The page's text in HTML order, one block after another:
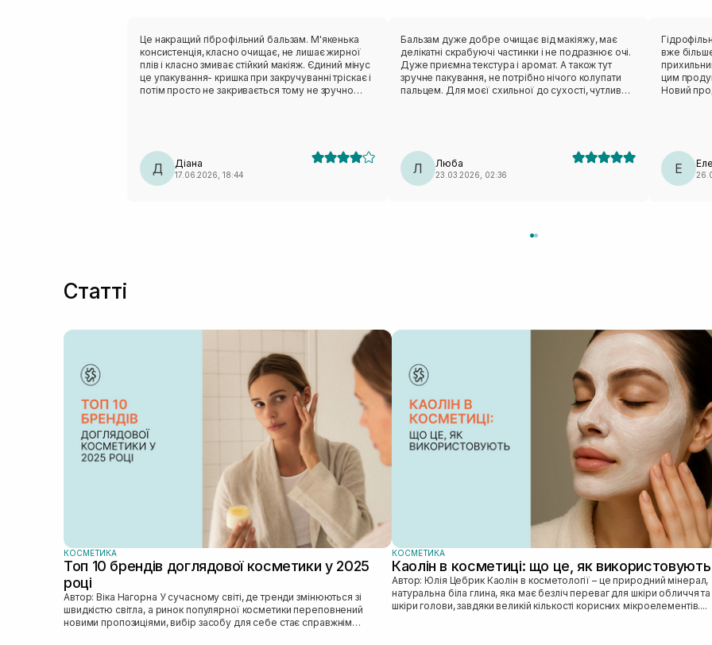
Це накращий гіброфільний бальзам. М'якенька
консистенція, класно очищає, не лишає жирної
плів і класно змиває стійкий макіяж. Єдиний мінус
це упакування- кришка при закручуванні тріскає і
потім просто не закривається тому не зручно
Д Діана
17.06.2026, 18:44
Бальзам дуже добре очищає від макіяжу, має
делікатні скрабуючі частинки і не подразнює очі.
Дуже приємна текстура і аромат. А також тут
зручне пакування, не потрібно нічого колупати
пальцем. Для моєї схильної до сухості, чутливої
Л Люба
23.03.2026, 02:36
вже
цим
Новий
немає.
але
ним
Е
Статті
КОСМЕТИКА
Топ 10 брендів доглядової косметики у 2025
році
Автор: Віка Нагорна У сучасному світі, де тренди змінюються зі
швидкістю світла, а ринок популярної косметики переповнений
новими пропозиціями, вибір засобу для себе стає справжнім
КОСМЕТИКА
Каолін в косметиці: що це, як використовують
Автор: Юлія Цебрик Каолін в косметології – це природний мінерал,
натуральна біла глина, яка має безліч переваг для шкіри обличчя та
шкіри голови, завдяки великій кількості корисних мікроелементів....